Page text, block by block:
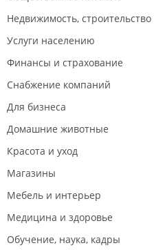
Недвижимость,
Услуги населению
Финансы и страхование
Снабжение компаний
Для бизнеса
Домашние животные
Красота и уход
Магазины
Мебель и интерьер
Медицина и здоровье
Обучение, наука, кадры